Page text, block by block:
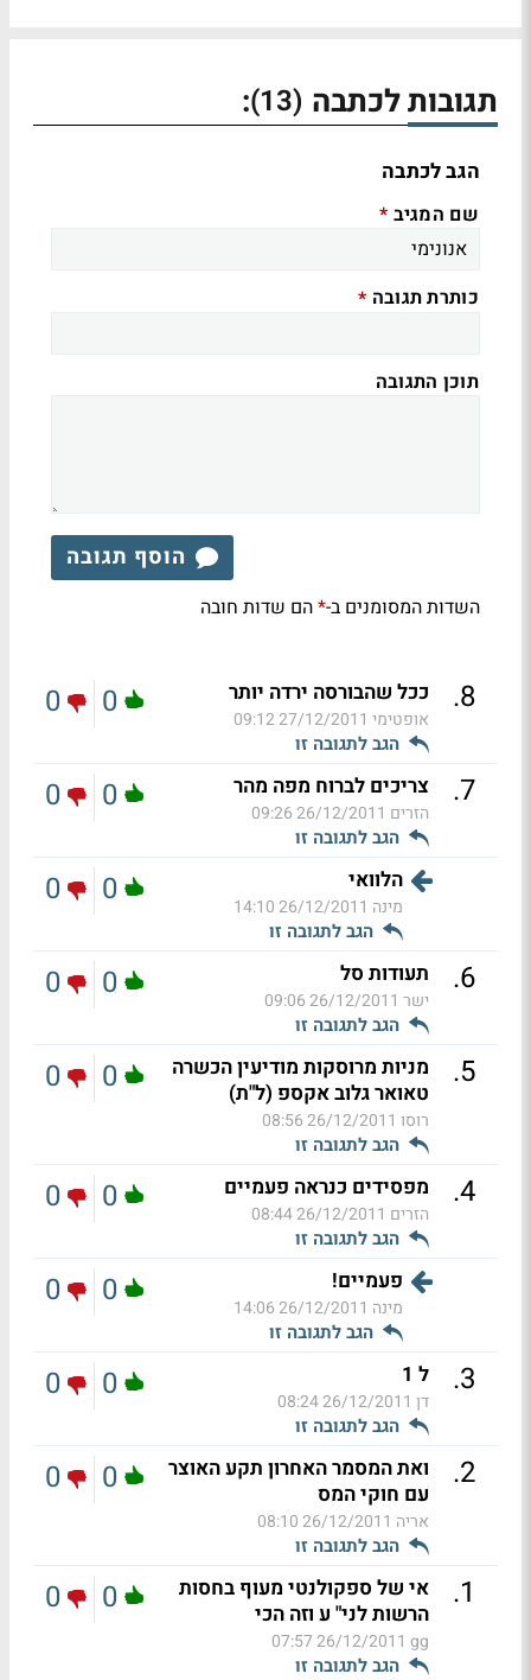
תגובות לכתבה (13)
:
הגב לכתבה
שם המגיב *
כותרת תגובה *
תוכן התגובה
הוסף תגובה
השדות המסומנים ב-*הם שדות חובה
8
. ככל שהבורסה ירדה יותר
אופטימי 27/12/2011 09:12
הגב לתגובה זו
0
0
7
. צריכים לברוח מפה מהר
הזרים 26/12/2011 09:26
הגב לתגובה זו
0
0
הלוואי
מינה 26/12/2011 14:10
הגב לתגובה זו
0
0
6
. תעודות סל
ישר 26/12/2011 09:06
הגב לתגובה זו
0
0
5
.
מניות מרוסקות מודיעין הכשרה
טאואר גלוב אקספ (ל"ת)
רוסו 26/12/2011 08:56
הגב לתגובה זו
0
0
4
. מפסידים כנראה פעמיים
הזרים 26/12/2011 08:44
הגב לתגובה זו
0
0
פעמיים!
מינה 26/12/2011 14:06
הגב לתגובה זו
0
0
3
. ל 1
דן 26/12/2011 08:24
הגב לתגובה זו
0
0
2
.
ואת המסמר האחרון תקע האוצר
עם חוקי המס
אריה 26/12/2011 08:10
הגב לתגובה זו
0
0
1
.
אי של ספקולנטי מעוף בחסות
הרשות לני" ע וזה הכי
gg
26/12/2011 07:57
הגב לתגובה זו
0
0